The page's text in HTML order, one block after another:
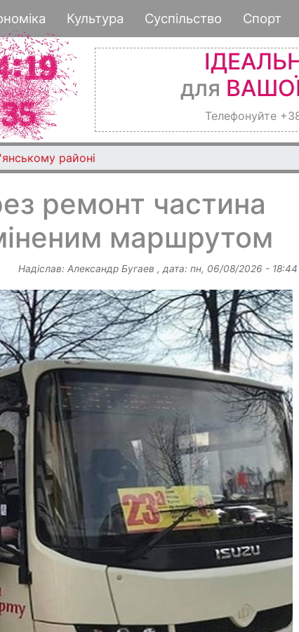
до
основного
Культура Суспільство Спорт
для ВАШОЇ
Телефонуйте
районі
ремонт частина
маршрутом
Надіслав: Александр Бугаев , дата: пн, 06/08/2026 - 18:44